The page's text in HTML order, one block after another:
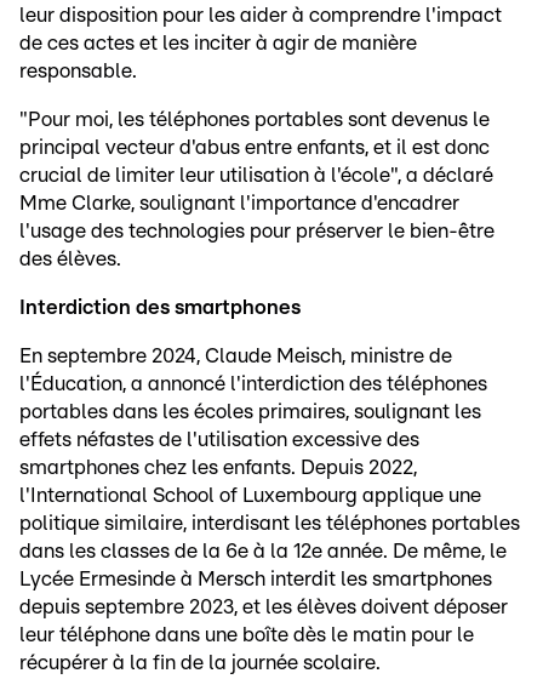
leur disposition pour les aider à comprendre l'impact
de ces actes et les inciter à agir de manière
responsable.
"Pour moi, les téléphones portables sont devenus le
principal vecteur d'abus entre enfants, et il est donc
crucial de limiter leur utilisation à l'école", a déclaré
Mme Clarke, soulignant l'importance d'encadrer
l'usage des technologies pour préserver le bien-être
des élèves.
Interdiction des smartphones
En septembre 2024, Claude Meisch, ministre de
l'Éducation, a annoncé l'interdiction des téléphones
portables dans les écoles primaires, soulignant les
effets néfastes de l'utilisation excessive des
smartphones chez les enfants. Depuis 2022,
l'International School of Luxembourg applique une
politique similaire, interdisant les téléphones portables
dans les classes de la 6e à la 12e année. De même, le
Lycée Ermesinde à Mersch interdit les smartphones
depuis septembre 2023, et les élèves doivent déposer
leur téléphone dans une boîte dès le matin pour le
récupérer à la fin de la journée scolaire.